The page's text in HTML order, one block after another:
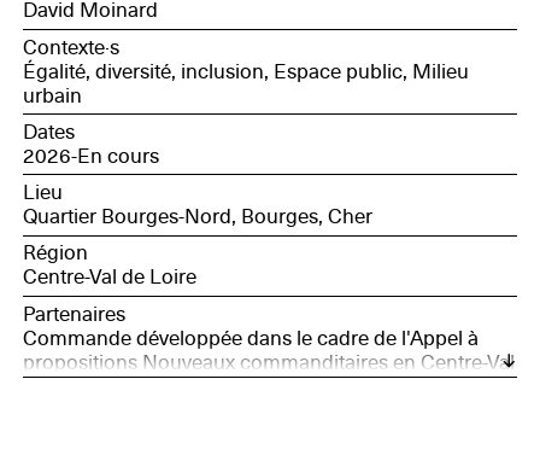
David Moinard
Contexte·s
Égalité, diversité, inclusion, Espace public, Milieu
urbain
Dates
2026-En cours
Lieu
Quartier Bourges-Nord, Bourges, Cher
Région
Centre-Val de Loire
Partenaires
Commande développée dans le cadre de l'Appel à
propositions Nouveaux commanditaires en Centre-Val
de Loire, avec le soutien de la Société des Nouveaux